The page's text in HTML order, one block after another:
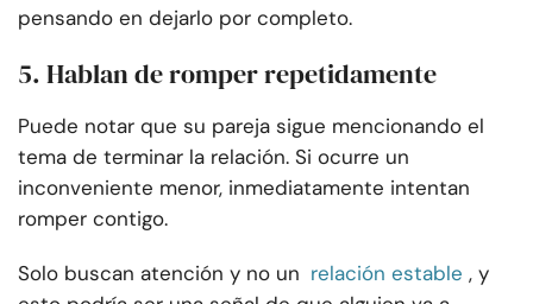
pensando en dejarlo por completo.
5. Hablan de romper repetidamente
Puede notar que su pareja sigue mencionando el
tema de terminar la relación. Si ocurre un
inconveniente menor, inmediatamente intentan
romper contigo.
Solo buscan atención y no un relación estable , y